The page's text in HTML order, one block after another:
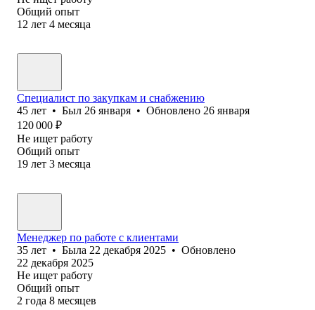
Общий опыт
12 лет 4 месяца
Специалист по закупкам и снабжению
45 лет • Был 26 января • Обновлено 26 января
120 000 ₽
Не ищет работу
Общий опыт
19 лет 3 месяца
Менеджер по работе с клиентами
35 лет • Была 22 декабря 2025 • Обновлено
22 декабря 2025
Не ищет работу
Общий опыт
2 года 8 месяцев